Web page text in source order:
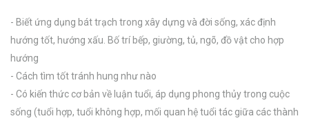
- Biết ứng dụng bát trạch trong xây dựng và đời sống, xác định
hướng tốt, hướng xấu. Bố trí bếp, giường, tủ, ngõ, đồ vật cho hợp
hướng
- Cách tìm tốt tránh hung như nào
- Có kiến thức cơ bản về luận tuổi, áp dụng phong thủy trong cuộc
sống (tuổi hợp, tuổi không hợp, mối quan hệ tuổi tác giữa các thành